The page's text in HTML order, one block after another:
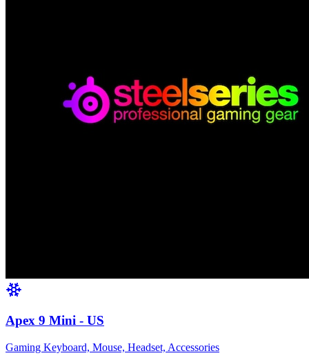
Apex 9 Mini - US
Gaming Keyboard, Mouse, Headset, Accessories